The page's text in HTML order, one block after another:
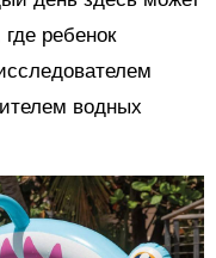
ребенок
водных